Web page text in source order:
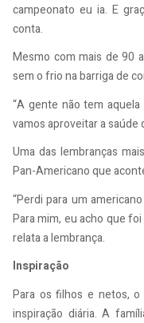
campeonato eu ia. E
conta.
Mesmo com mais de 90
sem o frio na barriga de
“A gente não tem
vamos aproveitar a saúde
Uma das lembranças
Pan-Americano que
“Perdi para um
Para mim, eu acho que
relata a lembrança.
Inspiração
Para os filhos e netos,
inspiração diária. A